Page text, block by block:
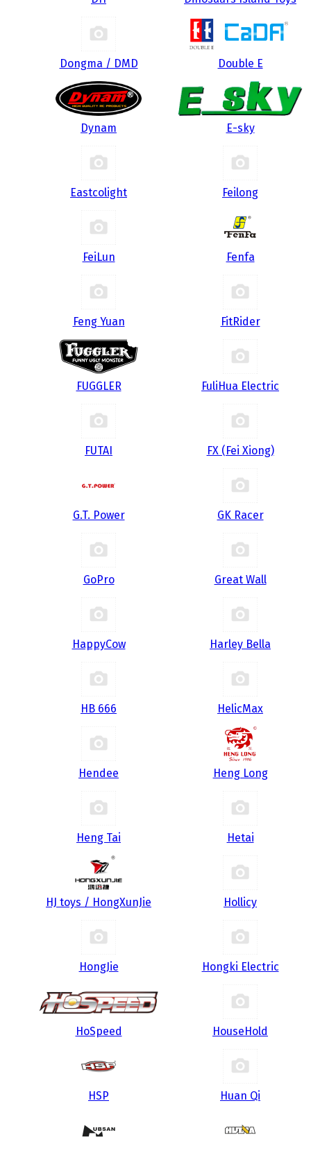
Dongma / DMD Double E
Dynam E-sky
Eastcolight Feilong
FeiLun Fenfa
Feng Yuan FitRider
FUGGLER FuliHua Electric
FUTAI FX (Fei Xiong)
G.T. Power GK Racer
GoPro Great Wall
HappyCow Harley Bella
HB 666 HelicMax
Hendee Heng Long
Heng Tai Hetai
HJ toys / HongXunJie Hollicy
HongJie Hongki Electric
HoSpeed HouseHold
HSP Huan Qi